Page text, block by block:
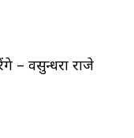
– वसुन्धरा राजे